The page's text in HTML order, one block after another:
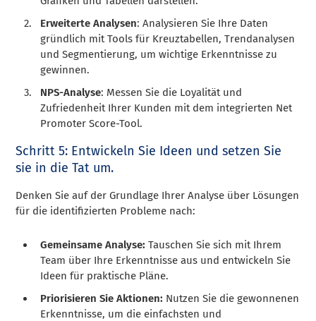
Erweiterte Analysen: Analysieren Sie Ihre Daten
gründlich mit Tools für Kreuztabellen, Trendanalysen
und Segmentierung, um wichtige Erkenntnisse zu
gewinnen.
NPS-Analyse: Messen Sie die Loyalität und
Zufriedenheit Ihrer Kunden mit dem integrierten Net
Promoter Score-Tool.
Schritt 5: Entwickeln Sie Ideen und setzen Sie
sie in die Tat um.
Denken Sie auf der Grundlage Ihrer Analyse über Lösungen
für die identifizierten Probleme nach:
Gemeinsame Analyse: Tauschen Sie sich mit Ihrem
Team über Ihre Erkenntnisse aus und entwickeln Sie
Ideen für praktische Pläne.
Priorisieren Sie Aktionen: Nutzen Sie die gewonnenen
Erkenntnisse, um die einfachsten und